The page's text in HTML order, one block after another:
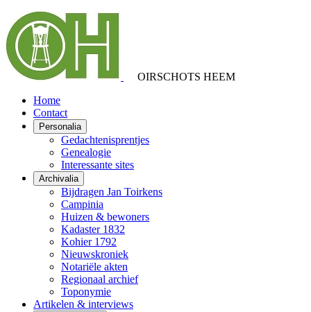
OIRSCHOTS HEEM
Home
Contact
Personalia
Gedachtenisprentjes
Genealogie
Interessante sites
Archivalia
Bijdragen Jan Toirkens
Campinia
Huizen & bewoners
Kadaster 1832
Kohier 1792
Nieuwskroniek
Notariële akten
Regionaal archief
Toponymie
Artikelen & interviews